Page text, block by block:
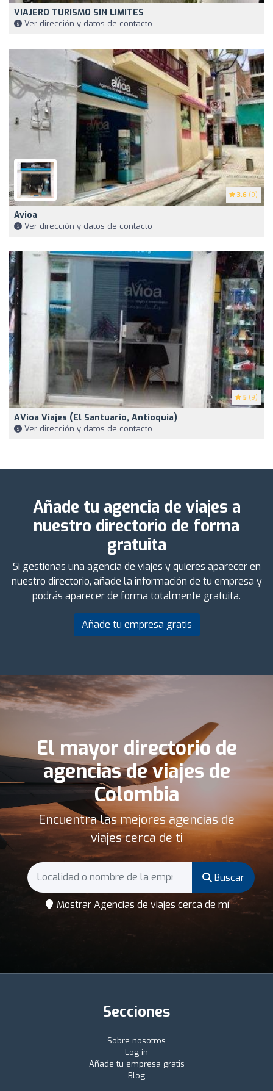
VIAJERO TURISMO SIN LIMITES
Ver dirección y datos de contacto
3.6 (9)
Avioa
Ver dirección y datos de contacto
5 (9)
AVioa Viajes (El Santuario, Antioquia)
Ver dirección y datos de contacto
Añade tu agencia de viajes a
nuestro directorio de forma
gratuita
Si gestionas una agencia de viajes y quieres aparecer en
nuestro directorio, añade la información de tu empresa y
podrás aparecer de forma totalmente gratuita.
Añade tu empresa gratis
El mayor directorio de
agencias de viajes de
Colombia
Encuentra las mejores agencias de
viajes cerca de ti
Buscar
Mostrar Agencias de viajes cerca de mí
Secciones
Sobre nosotros
Log in
Añade tu empresa gratis
Blog